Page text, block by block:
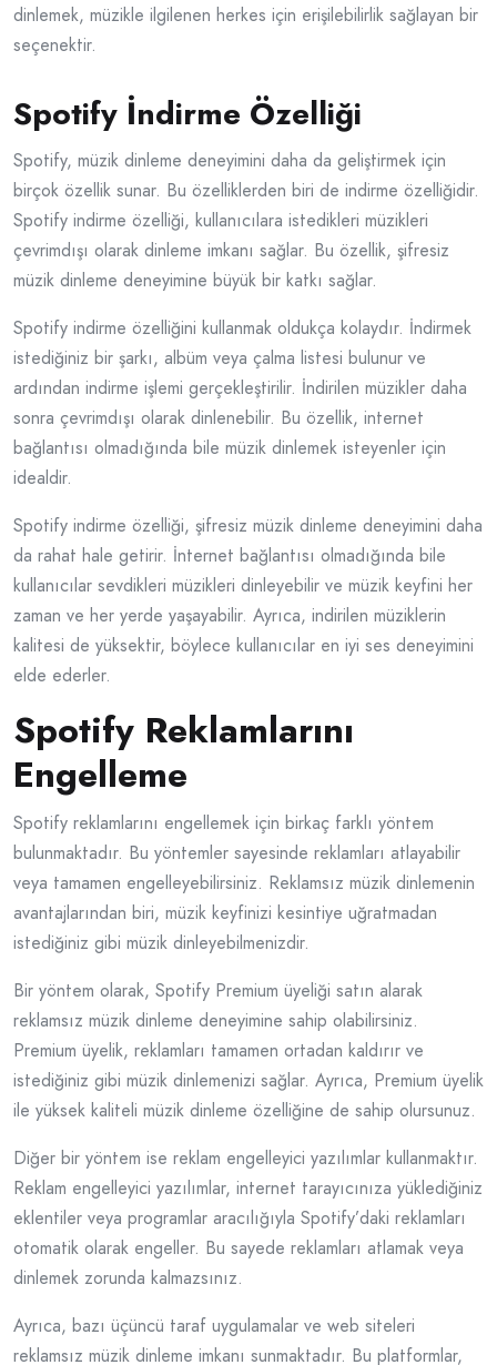
dinlemek, müzikle ilgilenen herkes için erişilebilirlik sağlayan bir
seçenektir.
Spotify İndirme Özelliği
Spotify, müzik dinleme deneyimini daha da geliştirmek için
birçok özellik sunar. Bu özelliklerden biri de indirme özelliğidir.
Spotify indirme özelliği, kullanıcılara istedikleri müzikleri
çevrimdışı olarak dinleme imkanı sağlar. Bu özellik, şifresiz
müzik dinleme deneyimine büyük bir katkı sağlar.
Spotify indirme özelliğini kullanmak oldukça kolaydır. İndirmek
istediğiniz bir şarkı, albüm veya çalma listesi bulunur ve
ardından indirme işlemi gerçekleştirilir. İndirilen müzikler daha
sonra çevrimdışı olarak dinlenebilir. Bu özellik, internet
bağlantısı olmadığında bile müzik dinlemek isteyenler için
idealdir.
Spotify indirme özelliği, şifresiz müzik dinleme deneyimini daha
da rahat hale getirir. İnternet bağlantısı olmadığında bile
kullanıcılar sevdikleri müzikleri dinleyebilir ve müzik keyfini her
zaman ve her yerde yaşayabilir. Ayrıca, indirilen müziklerin
kalitesi de yüksektir, böylece kullanıcılar en iyi ses deneyimini
elde ederler.
Spotify Reklamlarını
Engelleme
Spotify reklamlarını engellemek için birkaç farklı yöntem
bulunmaktadır. Bu yöntemler sayesinde reklamları atlayabilir
veya tamamen engelleyebilirsiniz. Reklamsız müzik dinlemenin
avantajlarından biri, müzik keyfinizi kesintiye uğratmadan
istediğiniz gibi müzik dinleyebilmenizdir.
Bir yöntem olarak, Spotify Premium üyeliği satın alarak
reklamsız müzik dinleme deneyimine sahip olabilirsiniz.
Premium üyelik, reklamları tamamen ortadan kaldırır ve
istediğiniz gibi müzik dinlemenizi sağlar. Ayrıca, Premium üyelik
ile yüksek kaliteli müzik dinleme özelliğine de sahip olursunuz.
Diğer bir yöntem ise reklam engelleyici yazılımlar kullanmaktır.
Reklam engelleyici yazılımlar, internet tarayıcınıza yüklediğiniz
eklentiler veya programlar aracılığıyla Spotify’daki reklamları
otomatik olarak engeller. Bu sayede reklamları atlamak veya
dinlemek zorunda kalmazsınız.
Ayrıca, bazı üçüncü taraf uygulamalar ve web siteleri
reklamsız müzik dinleme imkanı sunmaktadır. Bu platformlar,